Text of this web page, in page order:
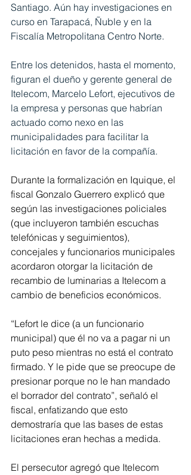
Santiago. Aún hay investigaciones en
curso en Tarapacá, Ñuble y en la
Fiscalía Metropolitana Centro Norte.
Entre los detenidos, hasta el momento,
figuran el dueño y gerente general de
Itelecom, Marcelo Lefort, ejecutivos de
la empresa y personas que habrían
actuado como nexo en las
municipalidades para facilitar la
licitación en favor de la compañía.
Durante la formalización en Iquique, el
fiscal Gonzalo Guerrero explicó que
según las investigaciones policiales
(que incluyeron también escuchas
telefónicas y seguimientos),
concejales y funcionarios municipales
acordaron otorgar la licitación de
recambio de luminarias a Itelecom a
cambio de beneficios económicos.
“Lefort le dice (a un funcionario
municipal) que él no va a pagar ni un
puto peso mientras no está el contrato
firmado. Y le pide que se preocupe de
presionar porque no le han mandado
el borrador del contrato”, señaló el
fiscal, enfatizando que esto
demostraría que las bases de estas
licitaciones eran hechas a medida.
El persecutor agregó que Itelecom